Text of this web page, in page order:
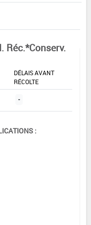
Réc.*Conserv.
DÉLAIS AVANT
RÉCOLTE
-
: